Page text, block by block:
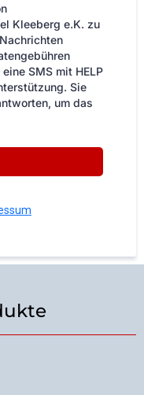
Kleeberg e.K. zu
SMS mit HELP
Sie
um das